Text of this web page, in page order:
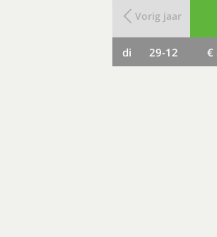
Vorig jaar
di 29-12 €